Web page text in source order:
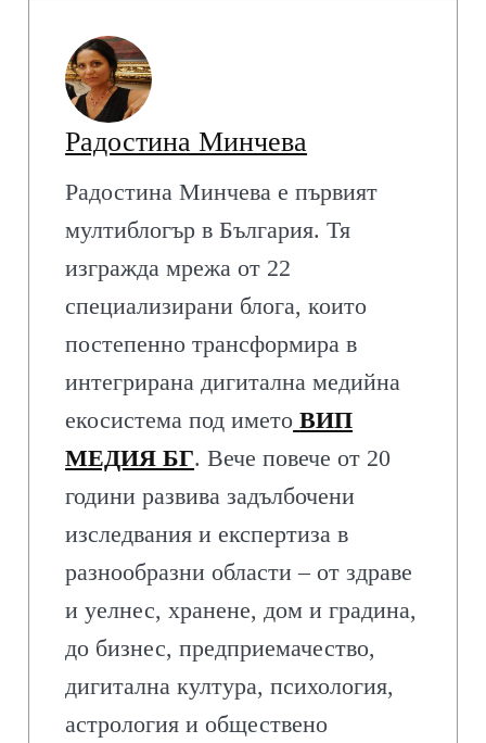
Радостина Минчева
Радостина Минчева е първият
мултиблогър в България. Тя
изгражда мрежа от 22
специализирани блога, които
постепенно трансформира в
интегрирана дигитална медийна
екосистема под името ВИП
МЕДИЯ БГ. Вече повече от 20
години развива задълбочени
изследвания и експертиза в
разнообразни области – от здраве
и уелнес, хранене, дом и градина,
до бизнес, предприемачество,
дигитална култура, психология,
астрология и обществено